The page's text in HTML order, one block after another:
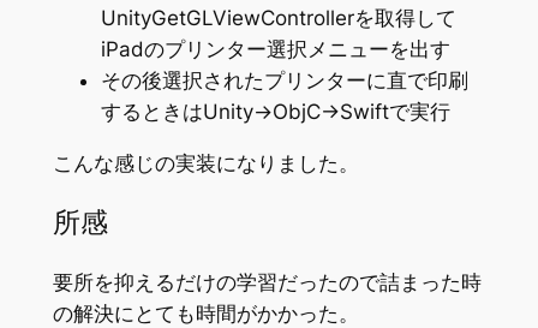
UnityGetGLViewControllerを取得して
iPadのプリンター選択メニューを出す
その後選択されたプリンターに直で印刷
するときはUnity→ObjC→Swiftで実行
こんな感じの実装になりました。
所感
要所を抑えるだけの学習だったので詰まった時
の解決にとても時間がかかった。